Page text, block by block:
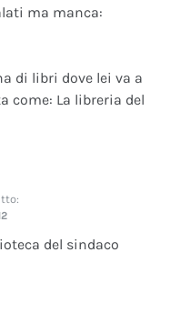
ma manca:
di libri dove lei va a
come: La libreria del
del sindaco